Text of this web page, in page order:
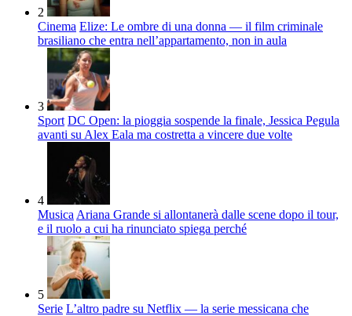
2
Cinema Elize: Le ombre di una donna — il film criminale
brasiliano che entra nell’appartamento, non in aula
3
Sport DC Open: la pioggia sospende la finale, Jessica Pegula
avanti su Alex Eala ma costretta a vincere due volte
4
Musica Ariana Grande si allontanerà dalle scene dopo il tour,
e il ruolo a cui ha rinunciato spiega perché
5
Serie L’altro padre su Netflix — la serie messicana che